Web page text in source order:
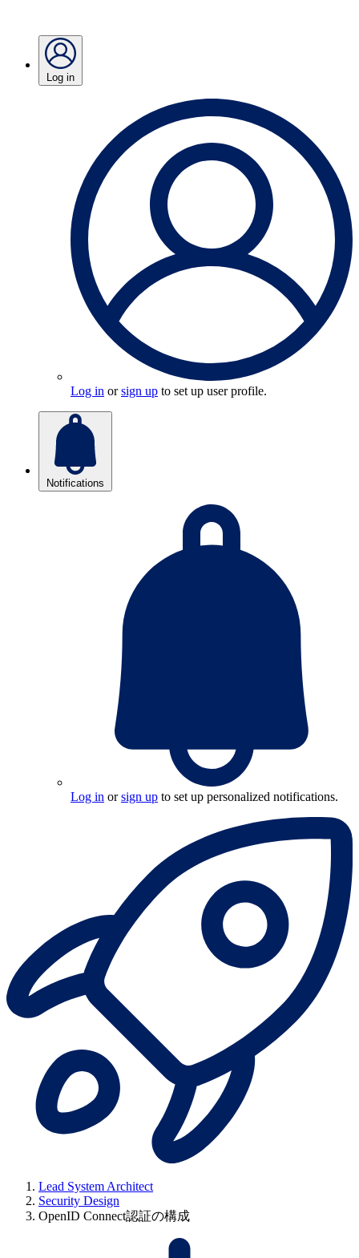
Log in
Log in orsign up to set up user profile.
Notifications
Log in orsign up to set up personalized notifications.
Lead System Architect
Security Design
OpenID Connect認証の構成